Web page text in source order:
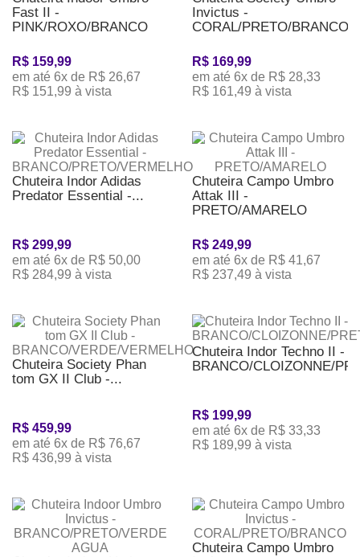
Fast II -
PINK/ROXO/BRANCO
R$ 159,99
em até 6x de R$ 26,67
R$ 151,99 à vista
Invictus -
CORAL/PRETO/BRANCO
R$ 169,99
em até 6x de R$ 28,33
R$ 161,49 à vista
Chuteira Indor Adidas
Predator Essential -...
R$ 299,99
em até 6x de R$ 50,00
R$ 284,99 à vista
Chuteira Campo Umbro
Attak III -
PRETO/AMARELO
R$ 249,99
em até 6x de R$ 41,67
R$ 237,49 à vista
Chuteira Society Phan
tom GX II Club -...
R$ 459,99
em até 6x de R$ 76,67
R$ 436,99 à vista
Chuteira Indor Techno II -
BRANCO/CLOIZONNE/
R$ 199,99
em até 6x de R$ 33,33
R$ 189,99 à vista
Chuteira Campo Umbro